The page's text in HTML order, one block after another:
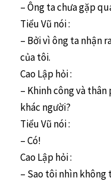
– Ông ta chưa gặp
Tiểu Vũ nói :
– Bởi vì ông ta nhận
của tôi.
Cao Lập hỏi :
– Khinh công và thân
khác người?
Tiểu Vũ nói :
– Có!
Cao Lập hỏi :
– Sao tôi nhìn không